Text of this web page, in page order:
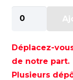
de
DE
TRANSMISSION
(L)
Déplacez-
de notre part.
Plusieurs